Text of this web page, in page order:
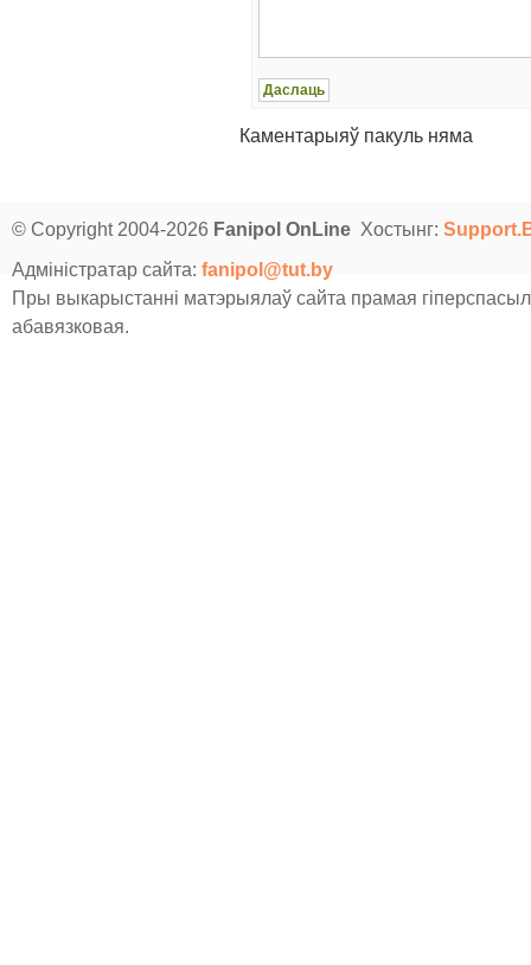
Каментарыяў пакуль няма
© Copyright 2004-2026 Fanipol OnLine Хостынг:
Адміністратар сайта: fanipol@tut.by
Пры выкарыстанні матэрыялаў сайта прамая
абавязковая.